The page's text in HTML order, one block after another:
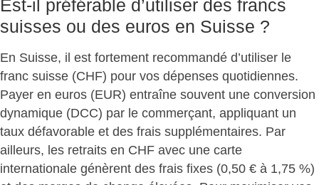
Est-il préférable d’utiliser des francs
suisses ou des euros en Suisse ?
En Suisse, il est fortement recommandé d’utiliser le
franc suisse (CHF) pour vos dépenses quotidiennes.
Payer en euros (EUR) entraîne souvent une conversion
dynamique (DCC) par le commerçant, appliquant un
taux défavorable et des frais supplémentaires. Par
ailleurs, les retraits en CHF avec une carte
internationale génèrent des frais fixes (0,50 € à 1,75 %)